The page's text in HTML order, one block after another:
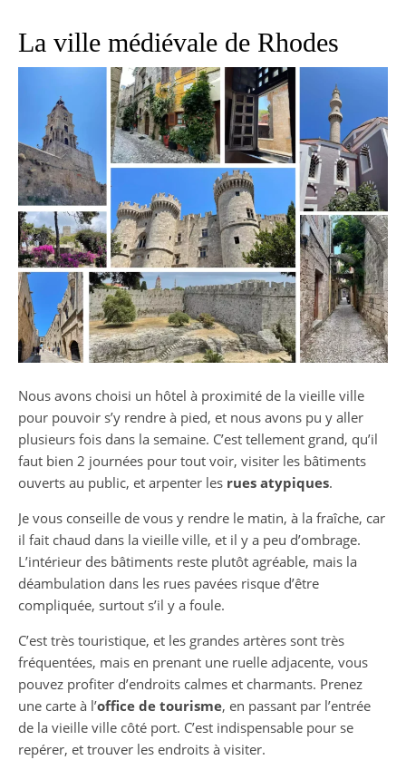
La ville médiévale de Rhodes
Nous avons choisi un hôtel à proximité de la vieille ville
pour pouvoir s’y rendre à pied, et nous avons pu y aller
plusieurs fois dans la semaine. C’est tellement grand, qu’il
faut bien 2 journées pour tout voir, visiter les bâtiments
ouverts au public, et arpenter les rues atypiques.
Je vous conseille de vous y rendre le matin, à la fraîche, car
il fait chaud dans la vieille ville, et il y a peu d’ombrage.
L’intérieur des bâtiments reste plutôt agréable, mais la
déambulation dans les rues pavées risque d’être
compliquée, surtout s’il y a foule.
C’est très touristique, et les grandes artères sont très
fréquentées, mais en prenant une ruelle adjacente, vous
pouvez profiter d’endroits calmes et charmants. Prenez
une carte à l’office de tourisme, en passant par l’entrée
de la vieille ville côté port. C’est indispensable pour se
repérer, et trouver les endroits à visiter.